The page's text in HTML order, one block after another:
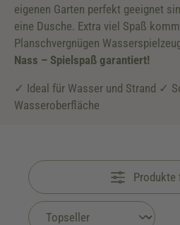
eigenen Garten perfekt geeignet
eine Dusche. Extra viel Spaß
Planschvergnügen
Nass – Spielspaß garantiert!
✓ Ideal für Wasser und Strand ✓
Wasseroberfläche
Produkte